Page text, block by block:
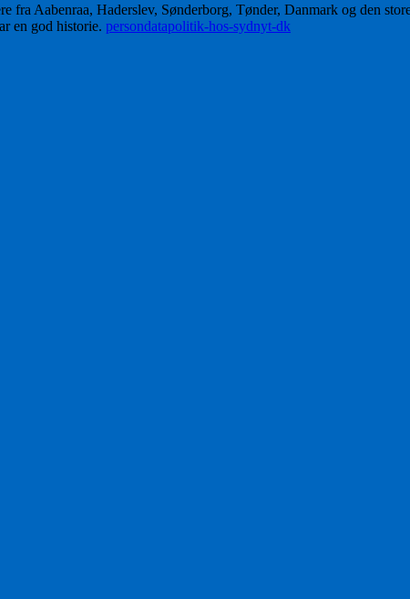
fra Aabenraa, Haderslev, Sønderborg, Tønder, Danmark og den
en god historie. persondatapolitik-hos-sydnyt-dk